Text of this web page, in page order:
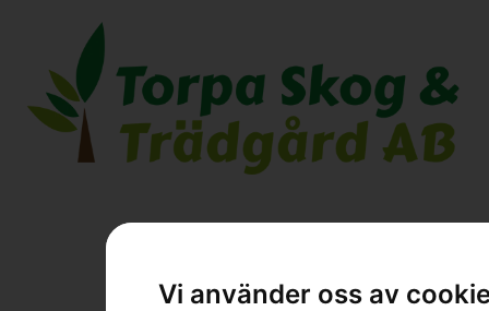
Vi använder oss av